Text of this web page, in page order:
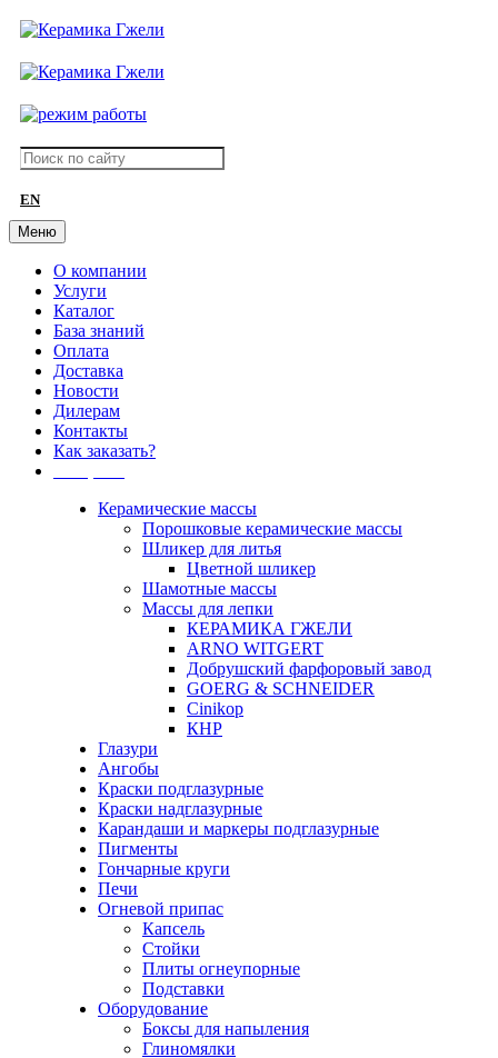
EN
Меню
О компании
Услуги
Каталог
База знаний
Оплата
Доставка
Новости
Дилерам
Контакты
Как заказать?
Керамические массы
Порошковые керамические массы
Шликер для литья
Цветной шликер
Шамотные массы
Массы для лепки
КЕРАМИКА ГЖЕЛИ
ARNO WITGERT
Добрушский фарфоровый завод
GOERG & SCHNEIDER
Cinikop
КНР
Глазури
Ангобы
Краски подглазурные
Краски надглазурные
Карандаши и маркеры подглазурные
Пигменты
Гончарные круги
Печи
Огневой припас
Капсель
Стойки
Плиты огнеупорные
Подставки
Оборудование
Боксы для напыления
Глиномялки